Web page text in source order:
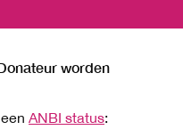
worden
ANBI status: